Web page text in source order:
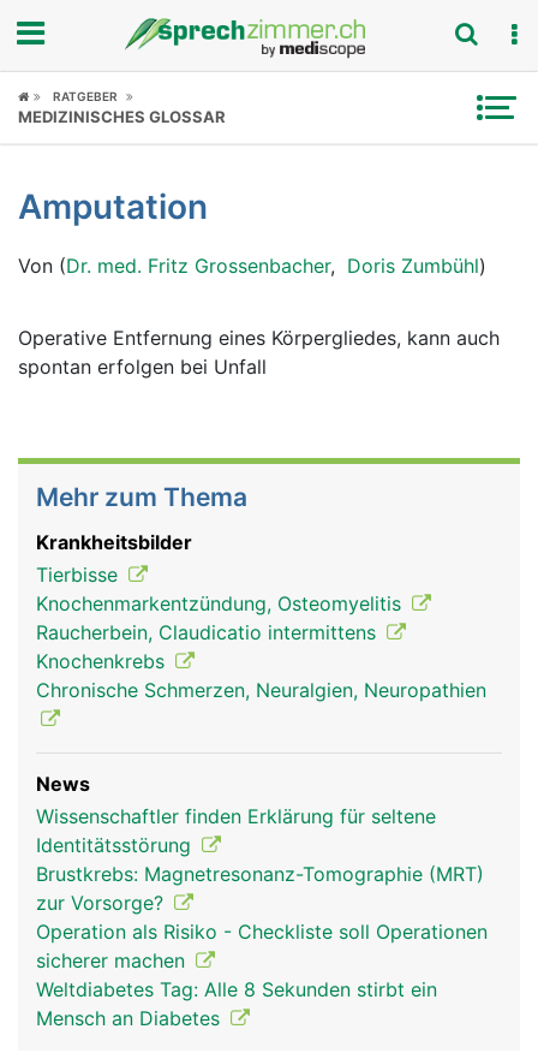
Fokus
Symptome
Untersuchungen
News
RATGEBER
MEDIZINISCHES GLOSSAR
Amputation
Von (Dr. med. Fritz Grossenbacher, Doris Zumbühl)
Operative Entfernung eines Körpergliedes, kann auch
spontan erfolgen bei Unfall
Mehr zum Thema
Krankheitsbilder
Tierbisse
Knochenmarkentzündung, Osteomyelitis
Raucherbein, Claudicatio intermittens
Knochenkrebs
Chronische Schmerzen, Neuralgien, Neuropathien
News
Wissenschaftler finden Erklärung für seltene
Identitätsstörung
Brustkrebs: Magnetresonanz-Tomographie (MRT)
zur Vorsorge?
Operation als Risiko - Checkliste soll Operationen
sicherer machen
Weltdiabetes Tag: Alle 8 Sekunden stirbt ein
Mensch an Diabetes